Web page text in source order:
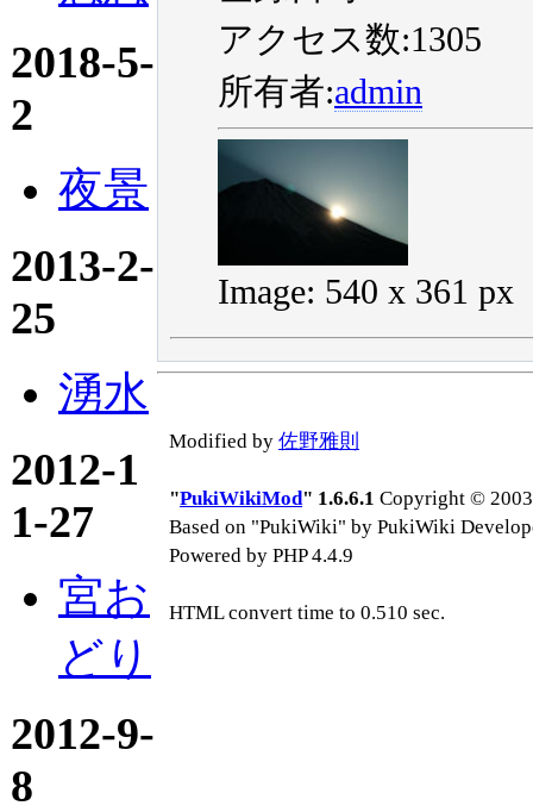
2018-5-
2
夜景
2013-2-
25
湧水
2012-1
1-27
宮お
どり
2012-9-
8
アクセス数:1305
所有者:admin
Image: 540 x 361 px
Modified by 佐野雅則
"PukiWikiMod" 1.6.6.1 Copyright ©
Based on "PukiWiki" by PukiWiki
Powered by PHP 4.4.9
HTML convert time to 0.510 sec.